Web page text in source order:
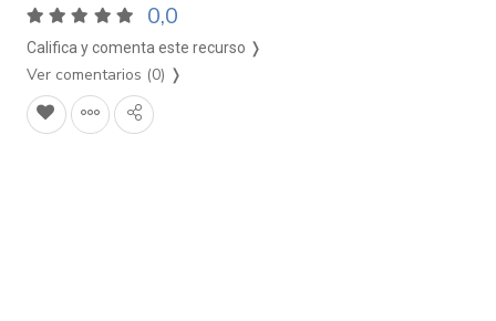
0,0
Califica y comenta este recurso ❭
Ver comentarios (0) ❭